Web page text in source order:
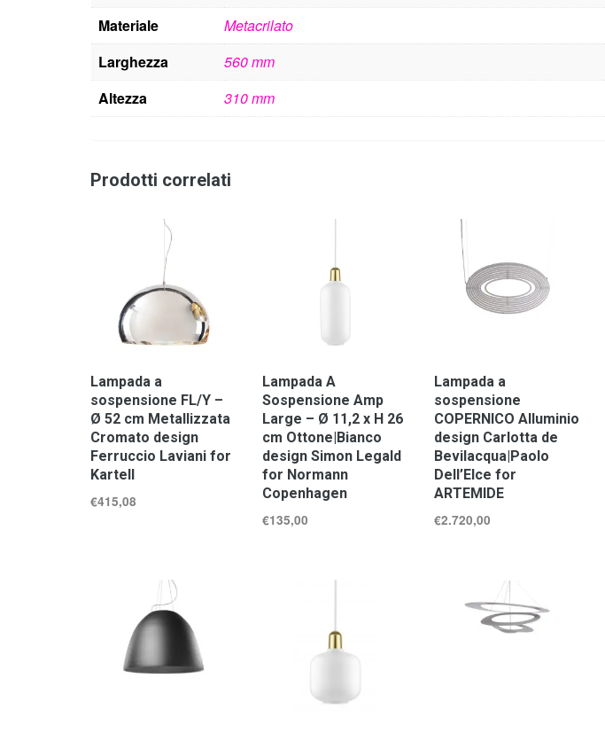
Materiale
Metacrilato
Larghezza
560 mm
Altezza
310 mm
Prodotti correlati
Lampada a
sospensione FL/Y –
Ø 52 cm Metallizzata
Cromato design
Ferruccio Laviani for
Kartell
€415,08
Lampada A
Sospensione Amp
Large – Ø 11,2 x H 26
cm Ottone|Bianco
design Simon Legald
for Normann
Copenhagen
€135,00
Lampada a
sospensione
COPERNICO Alluminio
design Carlotta de
Bevilacqua|Paolo
Dell’Elce for
ARTEMIDE
€2.720,00